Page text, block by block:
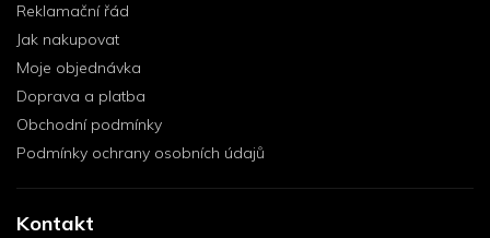
Reklamační řád
Jak nakupovat
Moje objednávka
Doprava a platba
Obchodní podmínky
Podmínky ochrany osobních údajů
Kontakt